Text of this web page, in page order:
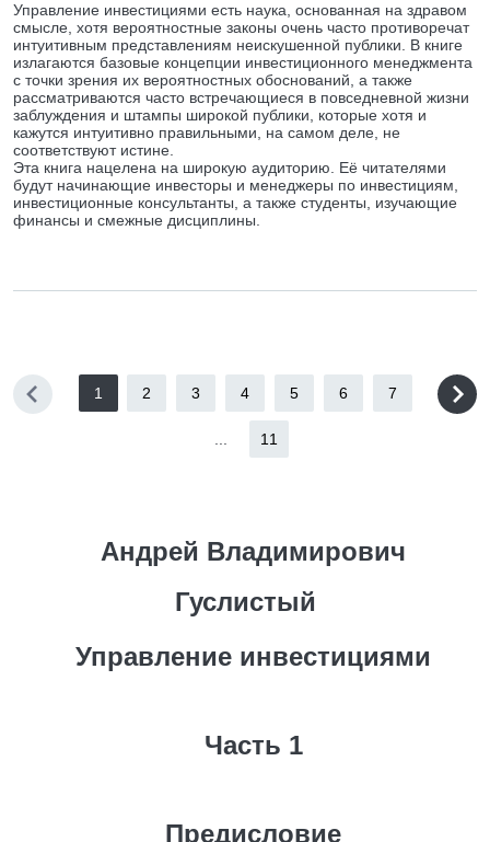
Управление инвестициями есть наука, основанная на здравом
смысле, хотя вероятностные законы очень часто противоречат
интуитивным представлениям неискушенной публики. В книге
излагаются базовые концепции инвестиционного менеджмента
с точки зрения их вероятностных обоснований, а также
рассматриваются часто встречающиеся в повседневной жизни
заблуждения и штампы широкой публики, которые хотя и
кажутся интуитивно правильными, на самом деле, не
соответствуют истине.
Эта книга нацелена на широкую аудиторию. Её читателями
будут начинающие инвесторы и менеджеры по инвестициям,
инвестиционные консультанты, а также студенты, изучающие
финансы и смежные дисциплины.
1 2 3 4 5 6 7
11
Андрей Владимирович
Гуслистый
Управление инвестициями
Часть 1
Предисловие